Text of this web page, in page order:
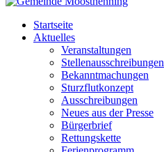
Startseite
Aktuelles
Veranstaltungen
Stellenausschreibungen
Bekanntmachungen
Sturzflutkonzept
Ausschreibungen
Neues aus der Presse
Bürgerbrief
Rettungskette